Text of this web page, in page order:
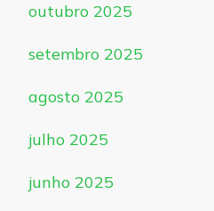
outubro 2025
setembro 2025
agosto 2025
julho 2025
junho 2025